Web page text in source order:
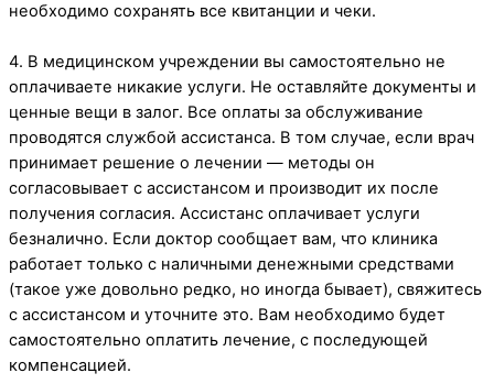
необходимо сохранять все квитанции и чеки.
4. В медицинском учреждении вы самостоятельно не
оплачиваете никакие услуги. Не оставляйте документы и
ценные вещи в залог. Все оплаты за обслуживание
проводятся службой ассистанса. В том случае, если врач
принимает решение о лечении — методы он
согласовывает с ассистансом и производит их после
получения согласия. Ассистанс оплачивает услуги
безналично. Если доктор сообщает вам, что клиника
работает только с наличными денежными средствами
(такое уже довольно редко, но иногда бывает), свяжитесь
с ассистансом и уточните это. Вам необходимо будет
самостоятельно оплатить лечение, с последующей
компенсацией.